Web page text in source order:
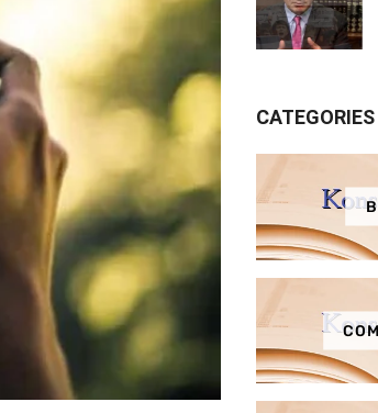
CATEGORIES